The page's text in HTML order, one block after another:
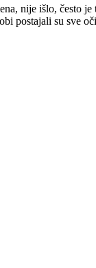
nije išlo, često
postajali su sve